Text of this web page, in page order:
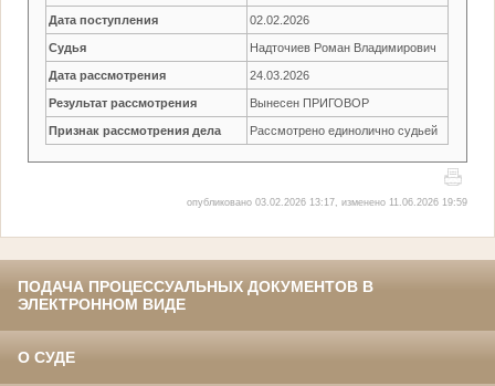
Дата поступления 02.02.2026
Судья Надточиев Роман Владимирович
Дата рассмотрения 24.03.2026
Результат рассмотрения Вынесен ПРИГОВОР
Признак рассмотрения дела Рассмотрено единолично судьей
опубликовано 03.02.2026 13:17, изменено 11.06.2026 19:59
ПОДАЧА ПРОЦЕССУАЛЬНЫХ ДОКУМЕНТОВ В
ЭЛЕКТРОННОМ ВИДЕ
О СУДЕ